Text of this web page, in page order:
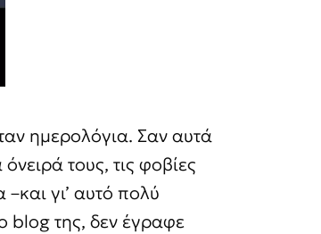
ημερολόγια. Σαν αυτά
τους, τις φοβίες
γι’ αυτό πολύ
blog της, δεν έγραφε